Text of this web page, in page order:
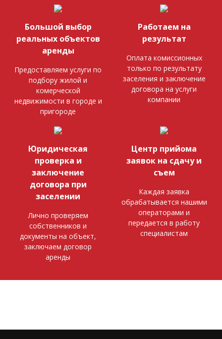
Большой выбор
реальных объектов
аренды
Предоставляем услуги по
подбору жилой и
комерческой
недвижимости в городе и
пригороде
Работаем на
результат
Оплата комиссионных
только по результату
заселения и заключение
договора на услуги
компании
Юридическая
проверка и
заключение
договора при
заселении
Лично проверяем
собственников и
документы на объект,
заключаем договор
аренды
Центр прийома
заявок на сдачу и
съем
Каждая заявка
обрабатывается нашими
операторами и
передается в работу
специалистам